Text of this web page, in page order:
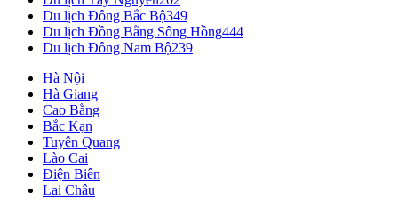
Du lịch Đông Bắc Bộ349
Du lịch Đồng Bằng Sông Hồng444
Du lịch Đông Nam Bộ239
Hà Nội
Hà Giang
Cao Bằng
Bắc Kạn
Tuyên Quang
Lào Cai
Điện Biên
Lai Châu